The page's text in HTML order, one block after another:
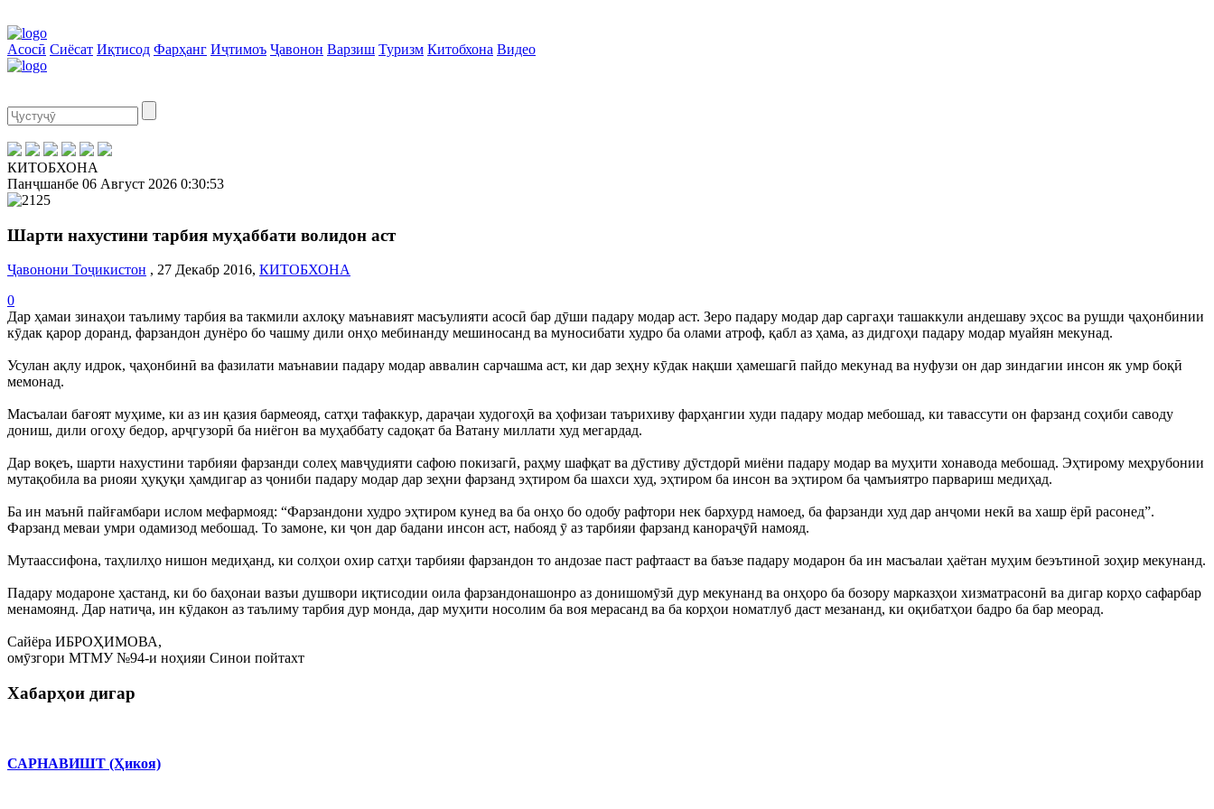
Асосӣ Сиёсат Иқтисод Фарҳанг Иҷтимоъ Ҷавонон Варзиш Туризм Китобхона Видео
КИТОБХОНА
Панҷшанбе 06 Август 2026 0:30:54
Шарти нахустини тарбия муҳаббати волидон аст
Ҷавонони Тоҷикистон , 27 Декабр 2016, КИТОБХОНА
0
Дар ҳамаи зинаҳои таълиму тарбия ва такмили ахлоқу маънавият масъулияти асосӣ бар дӯши падару модар аст. Зеро падару модар дар саргаҳи ташаккули андешаву эҳсос ва рушди ҷаҳонбинии
кӯдак қарор доранд, фарзандон дунёро бо чашму дили онҳо мебинанду мешиносанд ва муносибати худро ба олами атроф, қабл аз ҳама, аз дидгоҳи падару модар муайян мекунад.
Усулан ақлу идрок, ҷаҳонбинӣ ва фазилати маънавии падару модар аввалин сарчашма аст, ки дар зеҳну кӯдак нақши ҳамешагӣ пайдо мекунад ва нуфузи он дар зиндагии инсон як умр боқӣ
мемонад.
Масъалаи бағоят муҳиме, ки аз ин қазия бармеояд, сатҳи тафаккур, дараҷаи худогоҳӣ ва ҳофизаи таърихиву фарҳангии худи падару модар мебошад, ки тавассути он фарзанд соҳиби саводу
дониш, дили огоҳу бедор, арҷгузорӣ ба ниёгон ва муҳаббату садоқат ба Ватану миллати худ мегардад.
Дар воқеъ, шарти нахустини тарбияи фарзанди солеҳ мавҷудияти сафою покизагӣ, раҳму шафқат ва дӯстиву дӯстдорӣ миёни падару модар ва муҳити хонавода мебошад. Эҳтирому меҳрубонии
мутақобила ва риояи ҳуқуқи ҳамдигар аз ҷониби падару модар дар зеҳни фарзанд эҳтиром ба шахси худ, эҳтиром ба инсон ва эҳтиром ба ҷамъиятро парвариш медиҳад.
Ба ин маънӣ пайғамбари ислом мефармояд: “Фарзандони худро эҳтиром кунед ва ба онҳо бо одобу рафтори нек бархурд намоед, ба фарзанди худ дар анҷоми некӣ ва хашр ёрӣ расонед”.
Фарзанд меваи умри одамизод мебошад. То замоне, ки ҷон дар бадани инсон аст, набояд ӯ аз тарбияи фарзанд канораҷӯӣ намояд.
Мутаассифона, таҳлилҳо нишон медиҳанд, ки солҳои охир сатҳи тарбияи фарзандон то андозае паст рафтааст ва баъзе падару модарон ба ин масъалаи ҳаётан муҳим беэътиноӣ зоҳир мекунанд.
Падару модароне ҳастанд, ки бо баҳонаи вазъи душвори иқтисодии оила фарзандонашонро аз донишомӯзӣ дур мекунанд ва онҳоро ба бозору марказҳои хизматрасонӣ ва дигар корҳо сафарбар
менамоянд. Дар натиҷа, ин кӯдакон аз таълиму тарбия дур монда, дар муҳити носолим ба воя мерасанд ва ба корҳои номатлуб даст мезананд, ки оқибатҳои бадро ба бар меорад.
Сайёра ИБРОҲИМОВА,
омӯзгори МТМУ №94-и ноҳияи Синои пойтахт
Хабарҳои дигар
САРНАВИШТ (Ҳикоя)